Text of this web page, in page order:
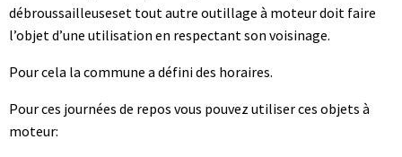
débroussailleuseset tout autre outillage à moteur doit faire
l’objet d’une utilisation en respectant son voisinage.
Pour cela la commune a défini des horaires.
Pour ces journées de repos vous pouvez utiliser ces objets à
moteur: